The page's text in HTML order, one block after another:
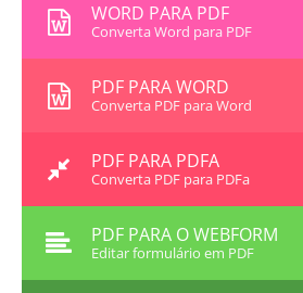
WORD PARA PDF
Converta Word para PDF
PDF PARA WORD
Converta PDF para Word
PDF PARA PDFA
Converta PDF para PDFa
PDF PARA O WEBFORM
Editar formulário em PDF